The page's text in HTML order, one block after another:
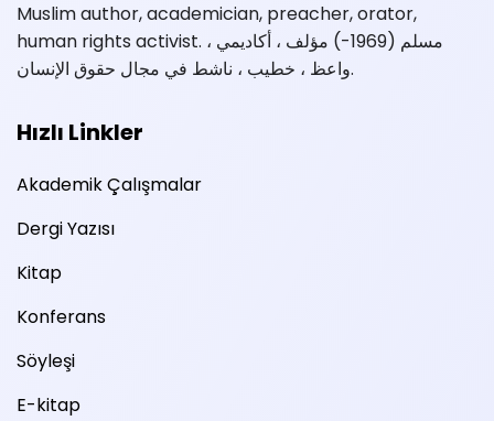
Muslim author, academician, preacher, orator,
human rights activist. مسلم (1969-) مؤلف ، أكاديمي ،
واعظ ، خطيب ، ناشط في مجال حقوق الإنسان.
Hızlı Linkler
Akademik Çalışmalar
Dergi Yazısı
Kitap
Konferans
Söyleşi
E-kitap